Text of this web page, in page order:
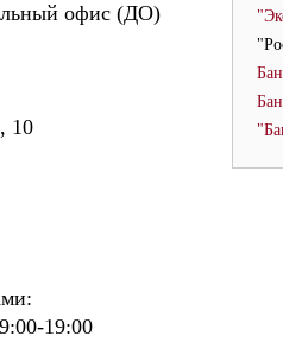
офис (ДО)
10
19:00